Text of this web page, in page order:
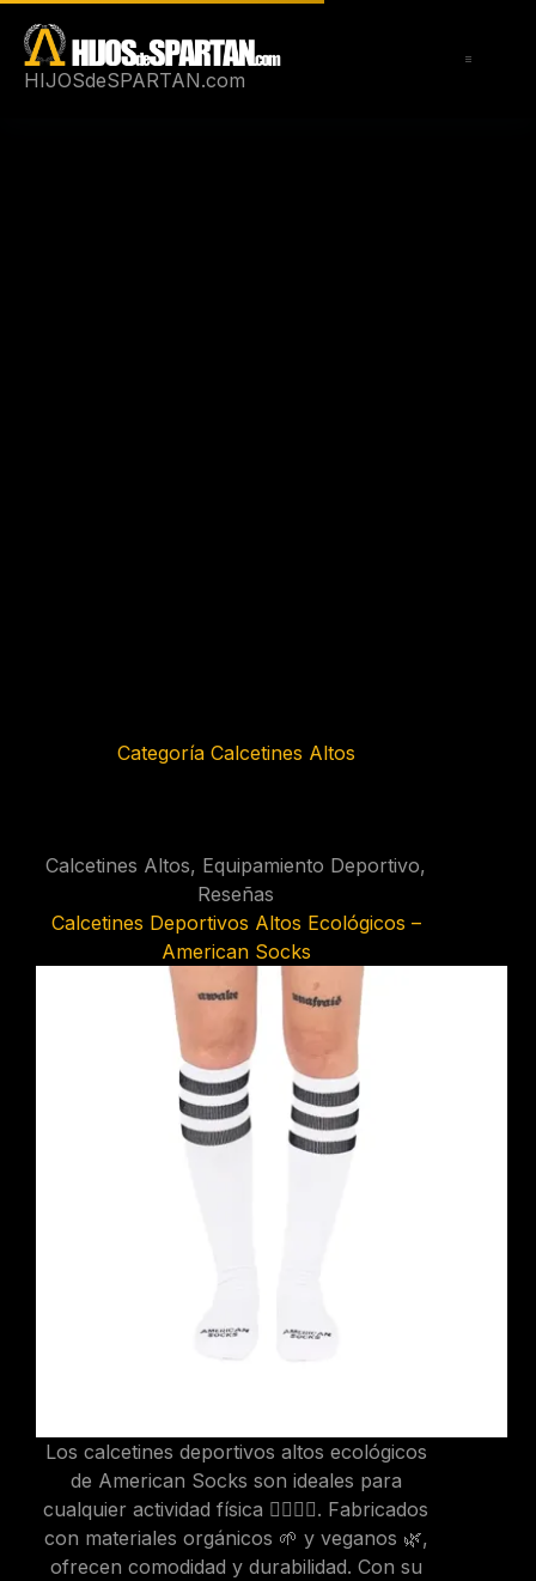
contenido
HIJOSdeSPARTAN.com
CategoríaCalcetines Altos
Calcetines Altos, Equipamiento Deportivo,
Reseñas
Calcetines Deportivos Altos Ecológicos –
American Socks
Los calcetines deportivos altos ecológicos
de American Socks son ideales para
cualquier actividad física 🏃‍♂️🚴‍♀️. Fabricados
con materiales orgánicos 🌱 y veganos 🌿,
ofrecen comodidad y durabilidad. Con su